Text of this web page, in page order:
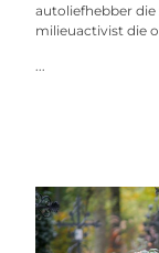
autoliefhebber
milieuactivist die
...